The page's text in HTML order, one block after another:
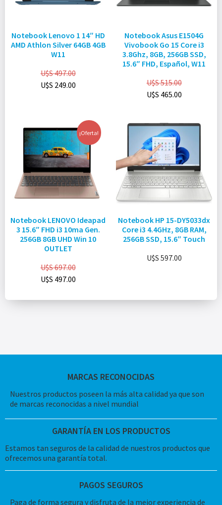
Notebook Lenovo 1 14″ HD
AMD Athlon Silver 64GB 4GB
W11
U$S497.00
U$S 249.00
Notebook Asus E1504G
Vivobook Go 15 Core i3
3.8Ghz, 8GB, 256GB SSD,
15.6″ FHD, Español, W11
U$S515.00
U$S 465.00
¡Oferta!
Notebook LENOVO Ideapad
3 15.6″ FHD i3 10ma Gen.
256GB 8GB UHD Win 10
OUTLET
U$S697.00
U$S 497.00
Notebook HP 15-DY5033dx
Core i3 4.4GHz, 8GB RAM,
256GB SSD, 15.6″ Touch
U$S 597.00
MARCAS RECONOCIDAS
Nuestros productos poseen la más alta calidad ya que son
de marcas reconocidas a nivel mundial
GARANTÍA EN LOS PRODUCTOS
Estamos tan seguros de la calidad de nuestros productos que
ofrecemos una garantía total.
PAGOS SEGUROS
Paga de forma segura y disfruta de la mejor experiencia de